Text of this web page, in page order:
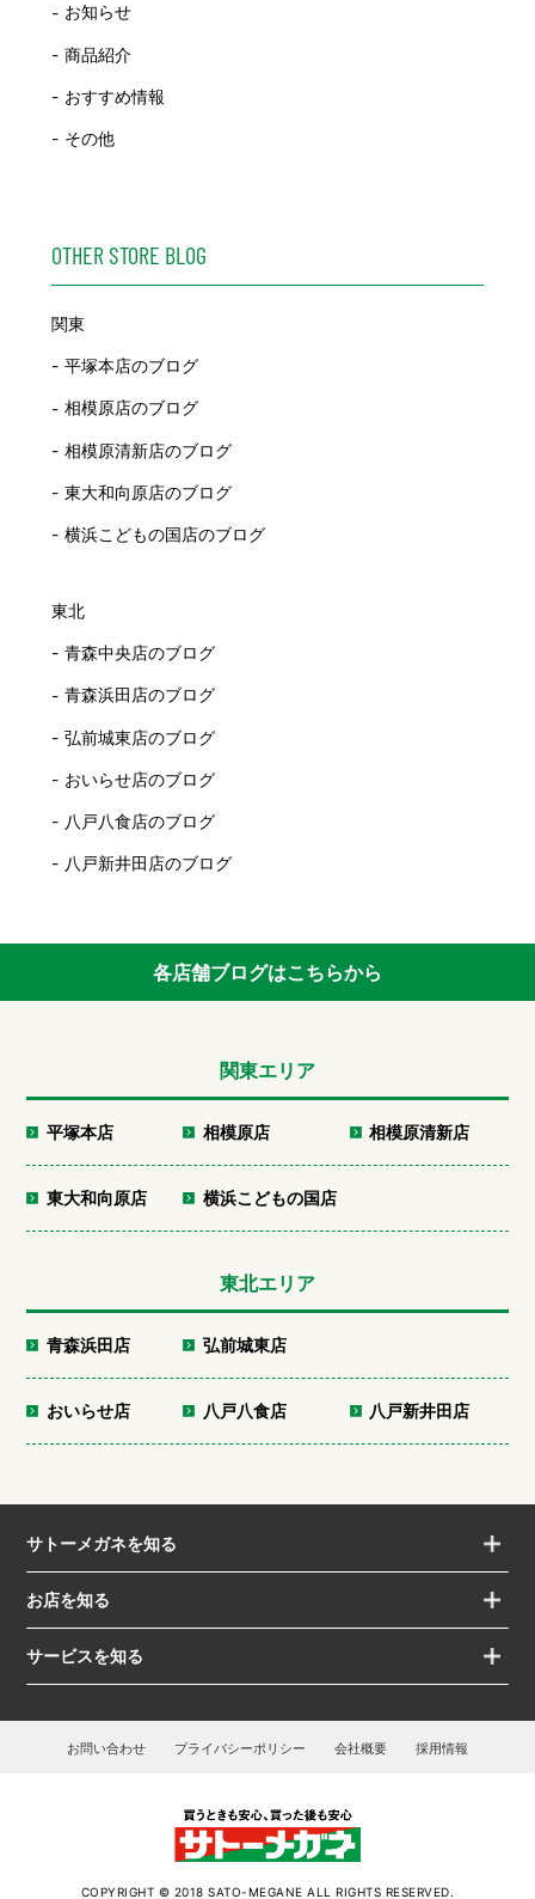
お知らせ
商品紹介
おすすめ情報
その他
OTHER STORE BLOG
関東
平塚本店のブログ
相模原店のブログ
相模原清新店のブログ
東大和向原店のブログ
横浜こどもの国店のブログ
東北
青森中央店のブログ
青森浜田店のブログ
弘前城東店のブログ
おいらせ店のブログ
八戸八食店のブログ
八戸新井田店のブログ
各店舗ブログはこちらから
関東エリア
平塚本店 相模原店 相模原清新店
東大和向原店 横浜こどもの国店
東北エリア
青森浜田店 弘前城東店
おいらせ店 八戸八食店 八戸新井田店
サトーメガネを知る
お店を知る
サービスを知る
お問い合わせ プライバシーポリシー 会社概要 採用情報
COPYRIGHT © 2018 SATO-MEGANE ALL RIGHTS RESERVED.